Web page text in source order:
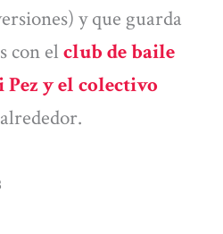
y que guarda
con el club de baile
y el colectivo